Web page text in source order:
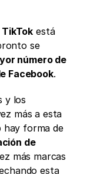
TikTok está
se
número de
Facebook.
y los
más a esta
hay forma de
de
más marcas
esta